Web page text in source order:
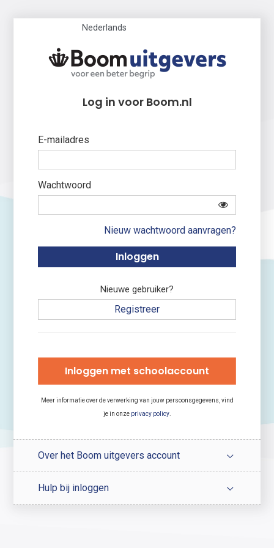
Nederlands
Log in voor Boom.nl
E-mailadres
Wachtwoord
Nieuw wachtwoord aanvragen?
Nieuwe gebruiker?
Registreer
Inloggen met schoolaccount
Meer informatie over de verwerking van jouw persoonsgegevens, vind
je in onze privacy policy.
Over het Boom uitgevers account
Hulp bij inloggen